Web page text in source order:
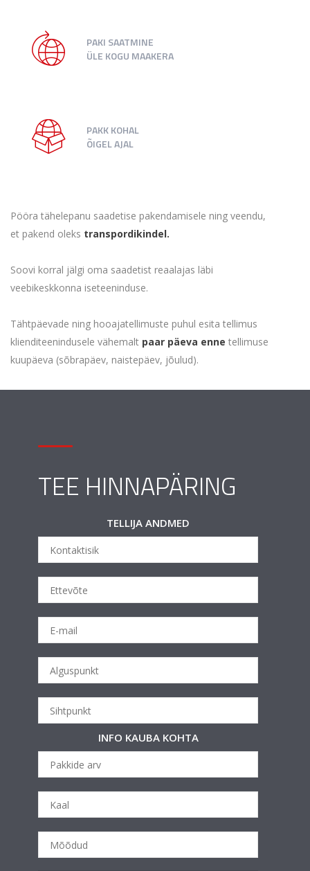
PAKI SAATMINE
ÜLE KOGU MAAKERA
PAKK KOHAL
ÕIGEL AJAL
Pööra tähelepanu saadetise pakendamisele ning veendu,
et pakend oleks transpordikindel.
Soovi korral jälgi oma saadetist reaalajas läbi
veebikeskkonna iseteeninduse.
Tähtpäevade ning hooajatellimuste puhul esita tellimus
klienditeenindusele vähemalt paar päeva enne tellimuse
kuupäeva (sõbrapäev, naistepäev, jõulud).
TEE HINNAPÄRING
TELLIJA ANDMED
INFO KAUBA KOHTA